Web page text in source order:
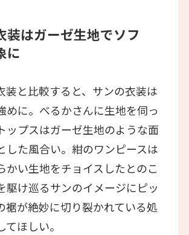
装はガーゼ生地でソフ
に
装と比較すると、サンの衣装は
めに。べるかさんに生地を伺っ
ップスはガーゼ生地のような面
した風合い。紺のワンピースは
かい生地をチョイス したとのこ
駆け巡るサンのイメージにピッ
裾が絶妙に切り裂かれている処
ほしい。